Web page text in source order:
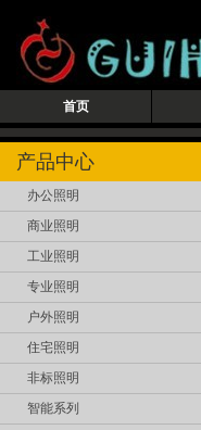
首页
产品中心
办公照明
商业照明
工业照明
专业照明
户外照明
住宅照明
非标照明
智能系列